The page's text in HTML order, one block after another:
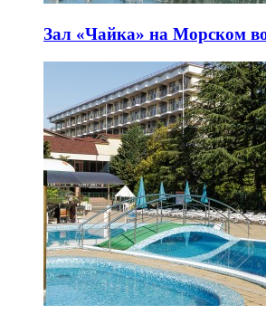
Зал «Чайка» на Морском